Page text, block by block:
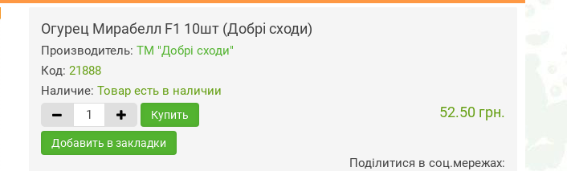
Огурец Мирабелл F1 10шт (Добрі сходи)
Производитель: ТМ "Добрі сходи"
Код: 21888
Наличие: Товар есть в наличии
Купить 52.50 грн.
Добавить в закладки
Поділитися в соц.мережах: